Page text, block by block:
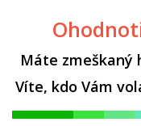
Máte zmeškaný
Víte, kdo Vám